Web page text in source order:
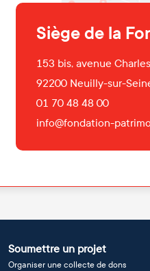
Siège de la
153 bis, avenue
92200 Neuilly-sur-
01 70 48 48 00
info@fondation-
Soumettre un projet
Organiser une collecte de dons